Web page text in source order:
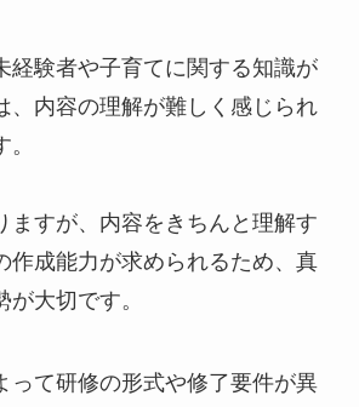
経験者や子育てに関する知識が
、内容の理解が難しく感じられ
ますが、内容をきちんと理解す
作成能力が求められるため、真
大切です。
って研修の形式や修了要件が異